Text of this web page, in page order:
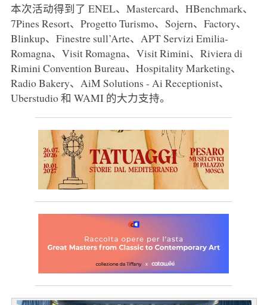
本次活动得到了 ENEL、Mastercard、HBenchmark、
7Pines Resort、Progetto Turismo、Sojern、Factory、
Blinkup、Finestre sull’Arte、APT Servizi Emilia-
Romagna、Visit Romagna、Visit Rimini、Riviera di
Rimini Convention Bureau、Hospitality Marketing、
Radio Bakery、AiM Solutions - Ai Receptionist、
Uberstudio 和 WAMI 的大力支持。